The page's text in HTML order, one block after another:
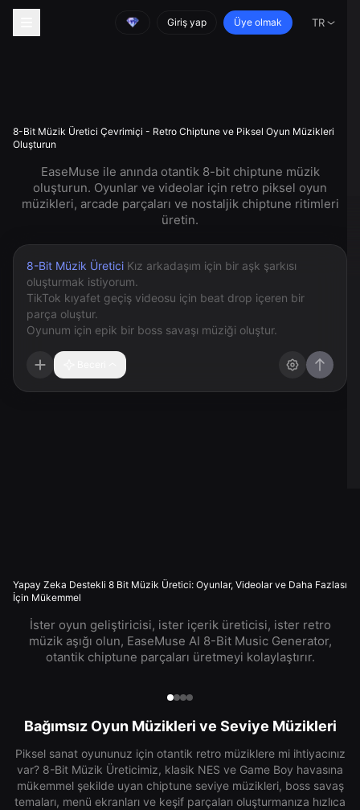
Giriş yap Üye olmak TR
8-Bit Müzik Üretici Çevrimiçi - Retro Chiptune ve Piksel Oyun Müzikleri
Oluşturun
EaseMuse ile anında otantik 8-bit chiptune müzik
oluşturun. Oyunlar ve videolar için retro piksel oyun
müzikleri, arcade parçaları ve nostaljik chiptune ritimleri
üretin.
8-Bit Müzik Üretici
Yapay Zeka Destekli 8 Bit Müzik Üretici: Oyunlar, Videolar ve Daha Fazlası
İçin Mükemmel
İster oyun geliştiricisi, ister içerik üreticisi, ister retro
müzik aşığı olun, EaseMuse AI 8-Bit Music Generator,
otantik chiptune parçaları üretmeyi kolaylaştırır.
Bağımsız Oyun Müzikleri ve Seviye Müzikleri
Piksel sanat oyununuz için otantik retro müziklere mi ihtiyacınız
var? 8-Bit Müzik Üreticimiz, klasik NES ve Game Boy havasına
mükemmel şekilde uyan chiptune seviye müzikleri, boss savaş
temaları, menü ekranları ve keşif parçaları oluşturmanıza hızlıca